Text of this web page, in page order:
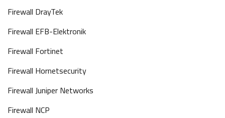
Firewall DrayTek
Firewall EFB-Elektronik
Firewall Fortinet
Firewall Hornetsecurity
Firewall Juniper Networks
Firewall NCP